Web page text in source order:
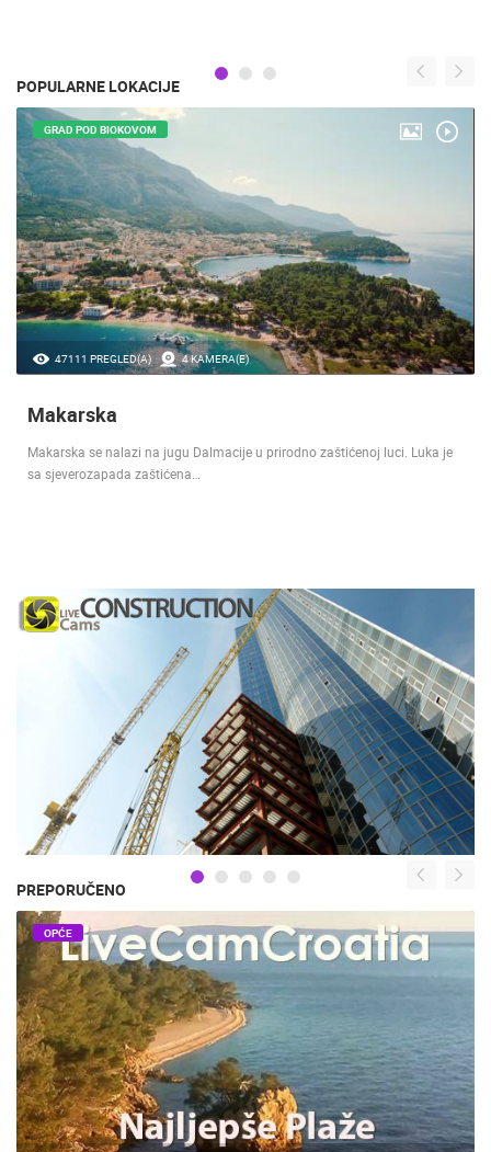
POPULARNE LOKACIJE
47111 PREGLED(A) 4 KAMERA(E)
GRAD POD BIOKOVOM
Makarska
Makarska se nalazi na jugu Dalmacije u prirodno zaštićenoj luci. Luka je
sa sjeverozapada zaštićena…
PREPORUČENO
OPĆE